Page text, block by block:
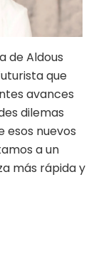
de Aldous
que
avances
dilemas
esos nuevos
a un
más rápida y